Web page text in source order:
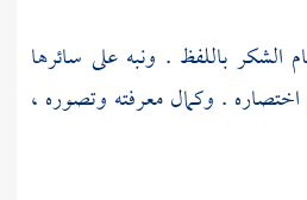
باللفظ . ونبه على سائرها
. وكمال معرفته وتصوره ،